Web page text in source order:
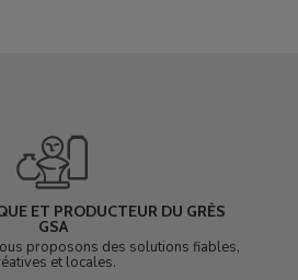
ET PRODUCTEUR DU GRÈS
GSA
proposons des solutions fiables,
et locales.